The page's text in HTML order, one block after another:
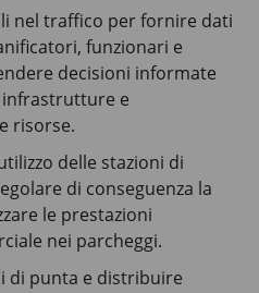
nel traffico per fornire dati
funzionari e
decisioni informate
e
risorse.
delle stazioni di
di conseguenza la
le prestazioni
nei parcheggi.
di punta e distribuire